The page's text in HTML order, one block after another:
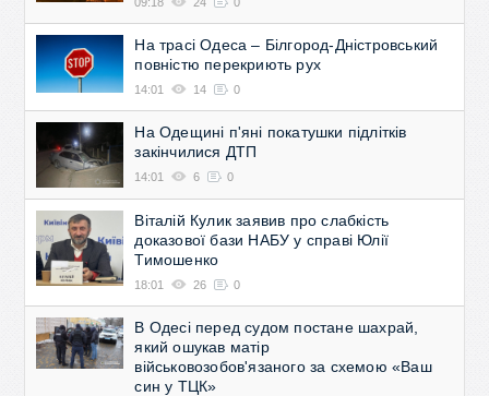
На трасі Одеса – Білгород-Дністровський
повністю перекриють рух
14:01 14 0
На Одещині п'яні покатушки підлітків
закінчилися ДТП
14:01 6 0
Віталій Кулик заявив про слабкість
доказової бази НАБУ у справі Юлії
Тимошенко
18:01 26 0
В Одесі перед судом постане шахрай,
який ошукав матір
військовозобов'язаного за схемою «Ваш
син у ТЦК»